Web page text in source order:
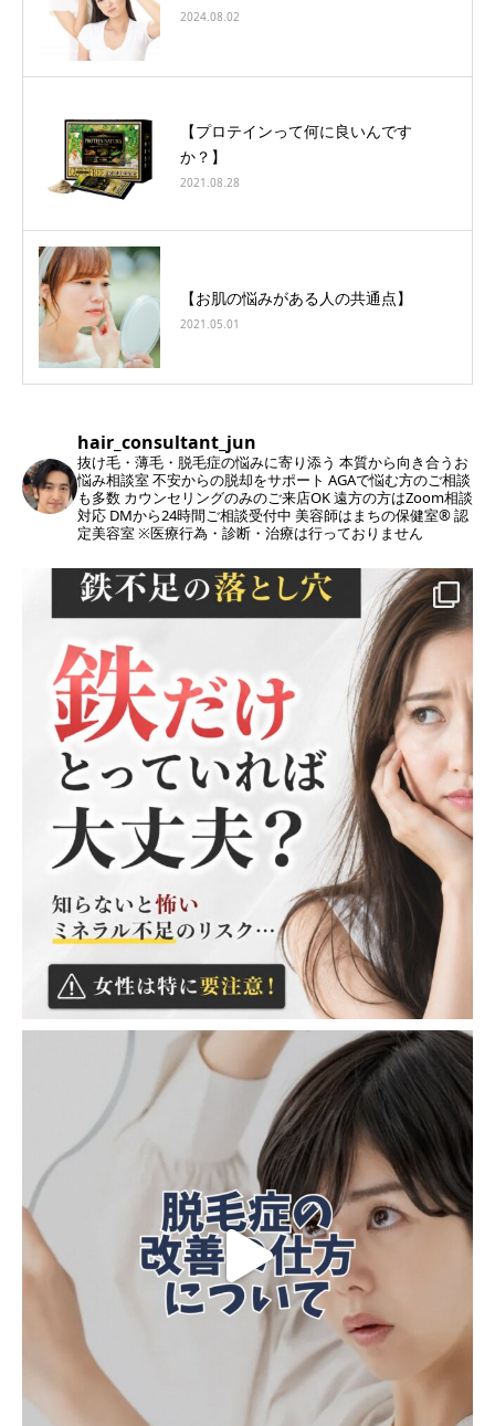
2024.08.02
【プロテインって何に良いんです
か？】
2021.08.28
【お肌の悩みがある人の共通点】
2021.05.01
hair_consultant_jun
抜け毛・薄毛・脱毛症の悩みに寄り添う 本質から向き合うお
悩み相談室不安からの脱却をサポート AGAで悩む方のご相談
も多数 カウンセリングのみのご来店OK遠方の方はZoom相談
対応 DMから24時間ご相談受付中 美容師はまちの保健室®︎ 認
定美容室※医療行為・診断・治療は行っておりません